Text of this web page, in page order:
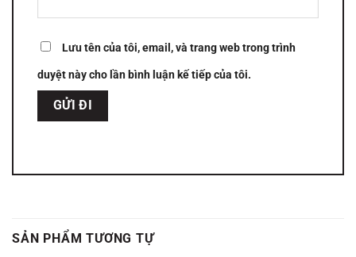
Lưu tên của tôi, email, và trang web trong trình
duyệt này cho lần bình luận kế tiếp của tôi.
SẢN PHẨM TƯƠNG TỰ